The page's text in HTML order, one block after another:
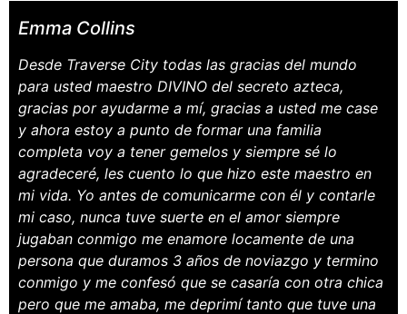
Emma Collins
Desde Traverse City todas las gracias del mundo
para usted maestro DIVINO del secreto azteca,
gracias por ayudarme a mí, gracias a usted me case
y ahora estoy a punto de formar una familia
completa voy a tener gemelos y siempre sé lo
agradeceré, les cuento lo que hizo este maestro en
mi vida. Yo antes de comunicarme con él y contarle
mi caso, nunca tuve suerte en el amor siempre
jugaban conmigo me enamore locamente de una
persona que duramos 3 años de noviazgo y termino
conmigo y me confesó que se casaría con otra chica
pero que me amaba, me deprimí tanto que tuve una